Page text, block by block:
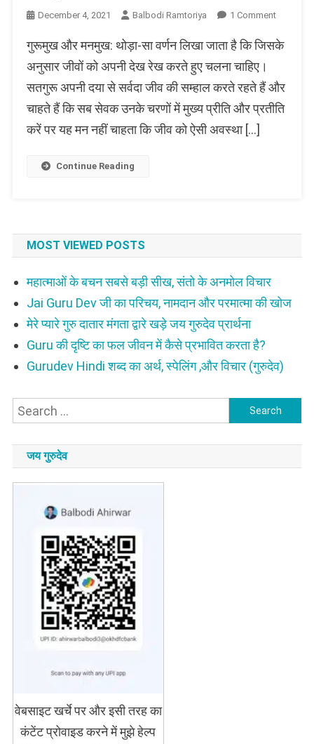
December 4, 2021 Balbodi Ramtoriya 1 CommentOn
और
लक्षण,
जीवों
गुरूमुख और मनमुख: थोड़ा-सा वर्णन लिखा जाता है कि जिसके
अनुसार जीवों को अपनी देख रेख करते हुए चलना चाहिए।
सतगुरू अपनी दया से सर्वदा जीव की सम्हाल करते रहते हैं और
चाहते हैं कि सब सेवक उनके चरणों में मुख्य प्रीति और प्रतीति
करें पर यह मन नहीं चाहता कि जीव को ऐसी अवस्था […]
Continue Reading
MOST VIEWED POSTS
महात्माओं के बचन सबसे बड़ी सीख, संतो के अनमोल विचार
Jai Guru Dev जी का परिचय, नामदान और परमात्मा की खोज
मेरे प्यारे गुरु दातार मंगता द्वारे खड़े जय गुरुदेव प्रार्थना
Guru की दृष्टि का फल जीवन में कैसे प्रभावित करता है?
Gurudev Hindi शब्द का अर्थ, स्पेलिंग ,और विचार (गुरुदेव)
Search
जय गुरुदेव
वेबसाइट खर्चे पर और इसी तरह का
कंटेंट प्रोवाइड करने में मुझे हेल्प